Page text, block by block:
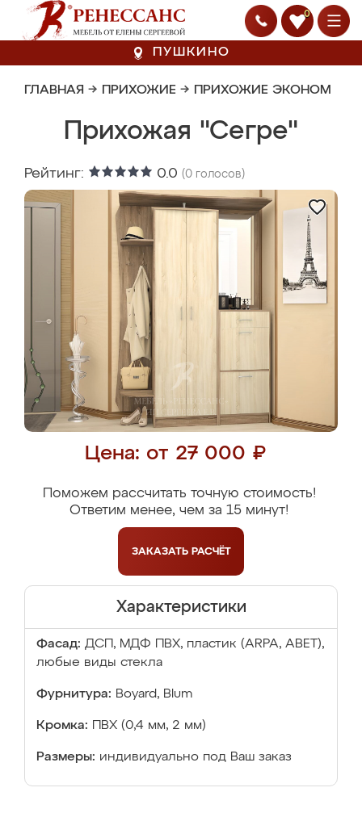
0
ПУШКИНО
ГЛАВНАЯ → ПРИХОЖИЕ → ПРИХОЖИЕ ЭКОНОМ
Прихожая "Сегре"
Рейтинг: 0.0 (0 голосов)
Цена: от 27 000 ₽
Поможем рассчитать точную стоимость!
Ответим менее, чем за 15 минут!
ЗАКАЗАТЬ РАСЧЁТ
Характеристики
Фасад: ДСП, МДФ ПВХ, пластик (ARPA, ABET),
любые виды стекла
Фурнитура: Boyard, Blum
Кромка: ПВХ (0,4 мм, 2 мм)
Размеры: индивидуально под Ваш заказ